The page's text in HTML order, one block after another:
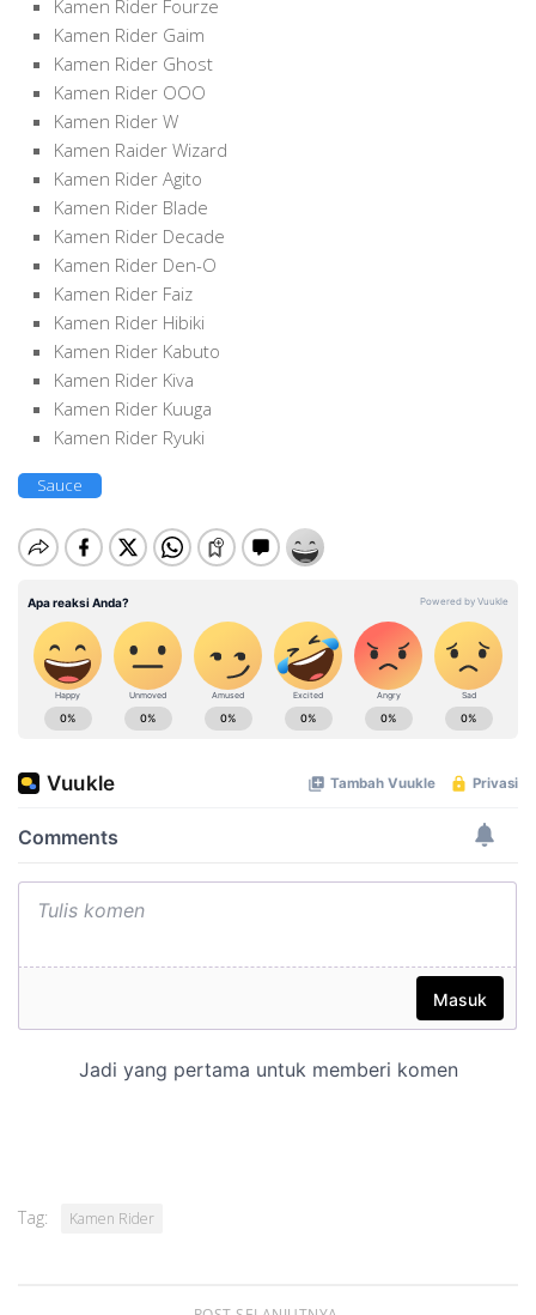
Kamen Rider Fourze
Kamen Rider Gaim
Kamen Rider Ghost
Kamen Rider OOO
Kamen Rider W
Kamen Raider Wizard
Kamen Rider Agito
Kamen Rider Blade
Kamen Rider Decade
Kamen Rider Den-O
Kamen Rider Faiz
Kamen Rider Hibiki
Kamen Rider Kabuto
Kamen Rider Kiva
Kamen Rider Kuuga
Kamen Rider Ryuki
Sauce
Tag: Kamen Rider